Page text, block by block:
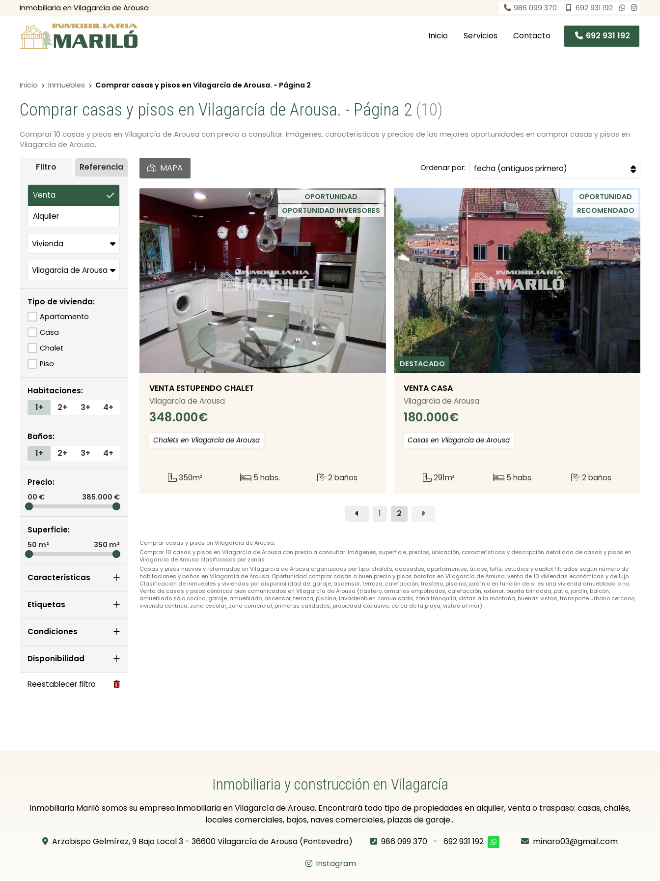
Inmobiliaria en Vilagarcía de Arousa 986 099 370 692 931 192
Inicio Servicios Contacto 692 931 192
Inicio Inmuebles Comprar casas y pisos en Vilagarcía de Arousa. - Página 2
Comprar casas y pisos en Vilagarcía de Arousa. - Página 2 10
Comprar 10 casas y pisos en Vilagarcía de Arousa con precio a consultar. Imágenes, características y precios de las mejores oportunidades en comprar casas y pisos en
Vilagarcía de Arousa.
Filtro Referencia
Venta
Alquiler
Tipo de vivienda:
Apartamento
Casa
Chalet
Piso
Habitaciones:
1+ 2+ 3+ 4+
Baños:
1+ 2+ 3+ 4+
Precio:
00 € 385.000 €
Superficie:
50 m² 350 m²
Características
Etiquetas
Condiciones
Disponibilidad
MAPA Ordenar por:
OPORTUNIDAD
OPORTUNIDAD INVERSORES
VENTA ESTUPENDO CHALET
348.000€
350m² 5 habs. 2 baños
Vilagarcía de Arousa
Chalets en Vilagarcía de Arousa
OPORTUNIDAD
RECOMENDADO
VENTA CASA
180.000€
291m² 5 habs. 2 baños
Vilagarcía de Arousa
Casas en Vilagarcía de Arousa
1 2
Comprar casas y pisos en Vilagarcía de Arousa.
Comprar 10 casas y pisos en Vilagarcía de Arousa con precio a consultar. Imágenes, superficie, precios, ubicación, características y descripción detallada de casas y pisos en
Vilagarcía de Arousa clasificados por zonas.
Casas y pisos nuevos y reformados en Vilagarcía de Arousa organizados por tipo: chalets, adosados, apartamentos, áticos, lofts, estudios y duplex filtrados según número de
habitaciones y baños en Vilagarcía de Arousa. Oportunidad comprar casas a buen precio y pisos baratos en Vilagarcía de Arousa, venta de 10 viviendas económicas y de lujo.
Clasificación de inmuebles y viviendas por disponibilidad de: garaje, ascensor, terraza, calefacción, trastero, piscina, jardín o en función de si es una vivienda amueblada o no.
Venta de casas y pisos céntricos bien comunicados en Vilagarcía de Arousa (trastero, armarios empotrados, calefacción, exterior, puerta blindada, patio, jardín, balcón,
amueblado sólo cocina, garaje, amueblado, ascensor, terraza, piscina, lavaderobien comunicada, zona tranquila, vistas a la montaña, buenas vistas, transporte urbano cercano,
vivienda céntrica, zona escolar, zona comercial, primeras calidades, propiedad exclusiva, cerca de la playa, vistas al mar).
Inmobiliaria y construcción en Vilagarcía
Inmobiliaria Mariló somos su empresa inmobiliaria en Vilagarcía de Arousa. Encontrará todo tipo de propiedades en alquiler, venta o traspaso: casas, chalés,
locales comerciales, bajos, naves comerciales, plazas de garaje...
Arzobispo Gelmírez, 9 Bajo Local 3 - 36600 Vilagarcía de Arousa (Pontevedra)
986 099 370 - 692 931 192
minaro03@gmail.com
Instagram